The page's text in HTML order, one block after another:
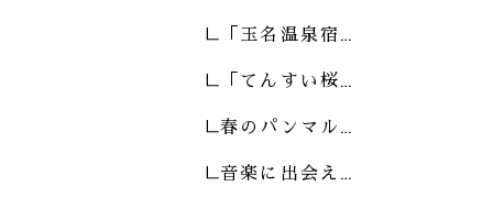
「玉名温泉宿…
「てんすい桜…
春のパンマル…
音楽に出会え…